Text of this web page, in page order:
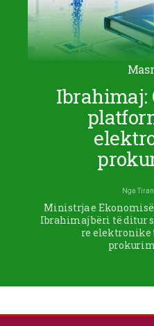
Ibrahimaj:
Nga
Ministrja e
Ibrahimaj bëri të ditur
re elektronike